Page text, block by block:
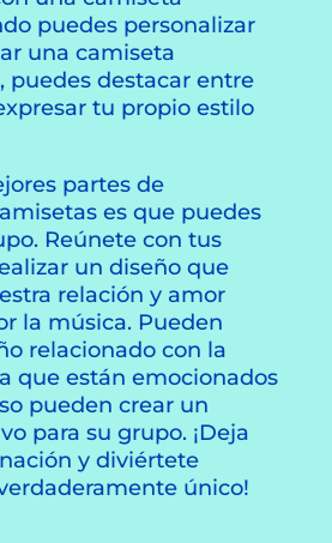
puedes personalizar
una camiseta
puedes destacar entre
tu propio estilo
partes de
es que puedes
Reúnete con tus
un diseño que
relación y amor
la música. Pueden
relacionado con la
que están emocionados
pueden crear un
para su grupo. ¡Deja
y diviértete
único!